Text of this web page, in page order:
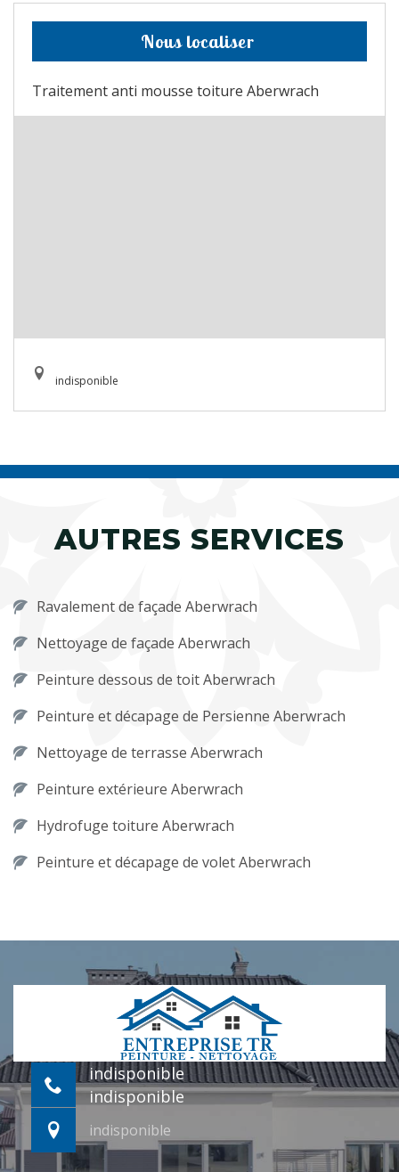
Nous localiser
Traitement anti mousse toiture Aberwrach
indisponible
AUTRES SERVICES
Ravalement de façade Aberwrach
Nettoyage de façade Aberwrach
Peinture dessous de toit Aberwrach
Peinture et décapage de Persienne Aberwrach
Nettoyage de terrasse Aberwrach
Peinture extérieure Aberwrach
Hydrofuge toiture Aberwrach
Peinture et décapage de volet Aberwrach
indisponible
indisponible
indisponible